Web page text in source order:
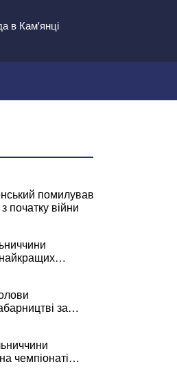
в Кам'янці
помилував
початку війни
за
ремонт доріг
чемпіонаті